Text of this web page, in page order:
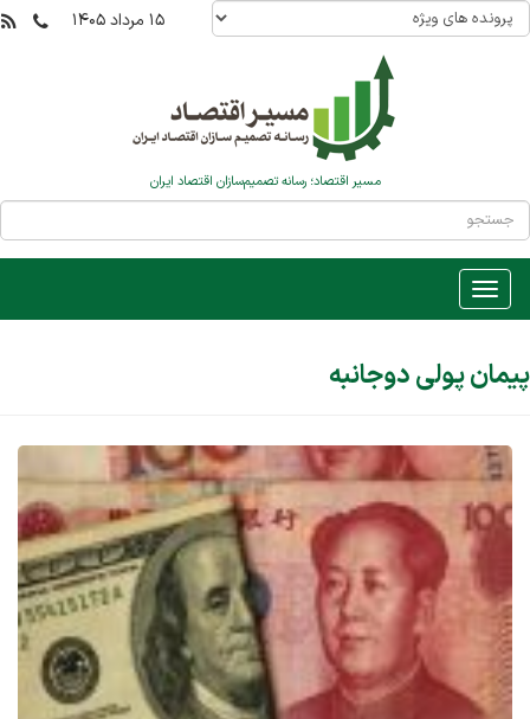
۱۵ مرداد ۱۴۰۵
مسیر اقتصاد؛ رسانه تصمیم‌سازان اقتصاد ایران
پیمان پولی دوجانبه